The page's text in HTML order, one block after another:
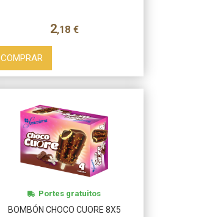
2,18 €
COMPRAR
BOMBÓN CHOCO CUORE 8X5
Portes gratuitos
Más info